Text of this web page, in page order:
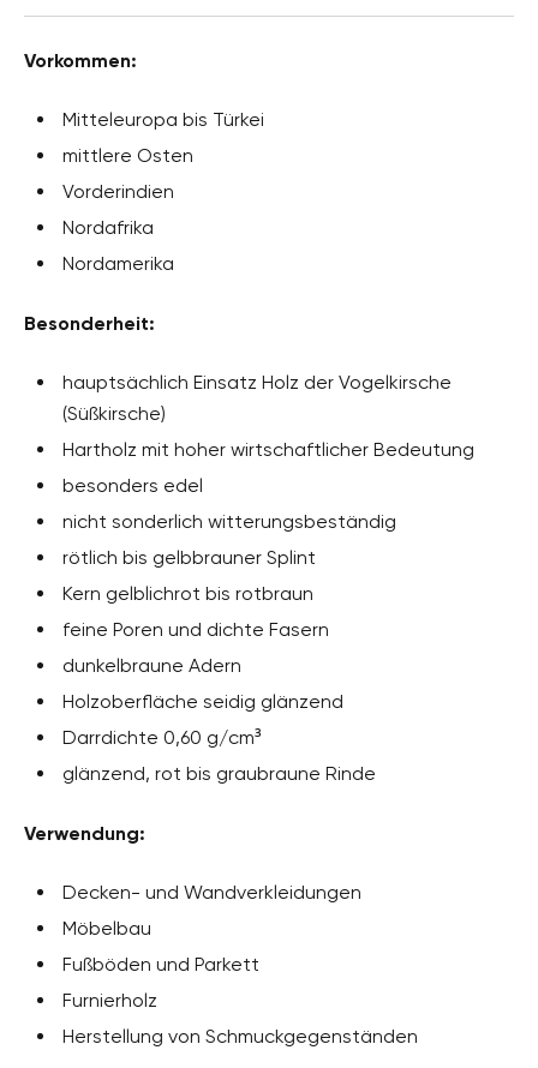
Vorkommen:
Mitteleuropa bis Türkei
mittlere Osten
Vorderindien
Nordafrika
Nordamerika
Besonderheit:
hauptsächlich Einsatz Holz der Vogelkirsche
(Süßkirsche)
Hartholz mit hoher wirtschaftlicher Bedeutung
besonders edel
nicht sonderlich witterungsbeständig
rötlich bis gelbbrauner Splint
Kern gelblichrot bis rotbraun
feine Poren und dichte Fasern
dunkelbraune Adern
Holzoberfläche seidig glänzend
Darrdichte 0,60 g/cm³
glänzend, rot bis graubraune Rinde
Verwendung:
Decken- und Wandverkleidungen
Möbelbau
Fußböden und Parkett
Furnierholz
Herstellung von Schmuckgegenständen